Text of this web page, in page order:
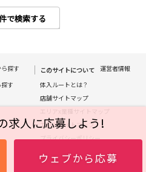
で検索する
座駅
野広小路駅
広町駅
苑前駅
探す
す
このサイトについて
運営者情報
体入ルートとは？
店舗サイトマップ
エリアサイトマップ
プライバシーポリシー
求人に応募しよう!
ウェブから応募